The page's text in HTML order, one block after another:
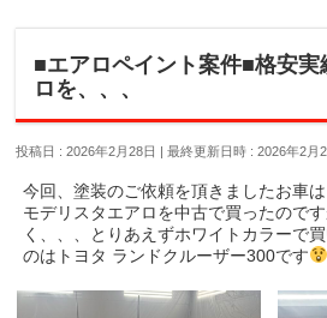
■エアロペイント案件■格安
ロを、、、
投稿日 : 2026年2月28日 最終更新日時 : 2026年2月
今回、塗装のご依頼を頂きましたお車は
モデリスタエアロを中古で買ったので
く、、、とりあえずホワイトカラーで
のはトヨタ ランドクルーザー300です